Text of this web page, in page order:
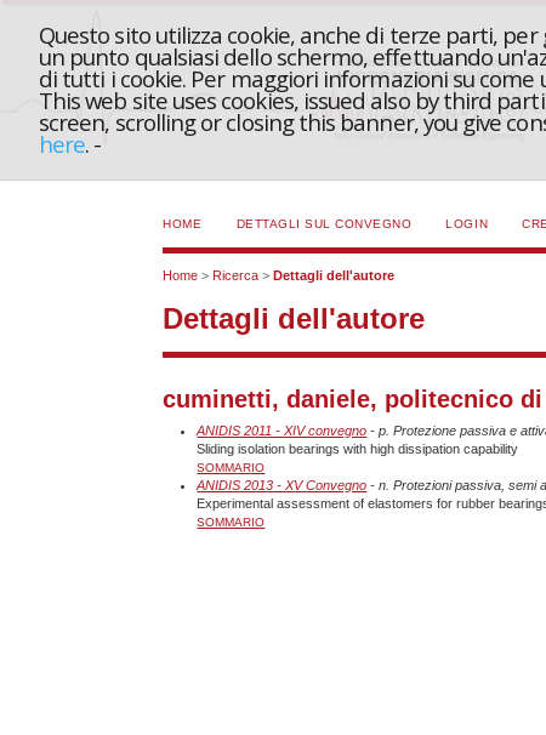
Questo sito utilizza cookie, anche di terze parti,
un punto qualsiasi dello schermo, effettuando
di tutti i cookie. Per maggiori informazioni su come
This web site uses cookies, issued also by third
screen, scrolling or closing this banner, you give
here. -
HOME DETTAGLI SUL CONVEGNO LOGIN
Home > Ricerca >Dettagli dell'autore
Dettagli dell'autore
cuminetti, daniele, politecnico
ANIDIS 2011 - XIV convegno - p. Protezione passiva e
Sliding isolation bearings with high dissipation capability
SOMMARIO
ANIDIS 2013 - XV Convegno - n. Protezioni passiva, semi
Experimental assessment of elastomers for rubber
SOMMARIO